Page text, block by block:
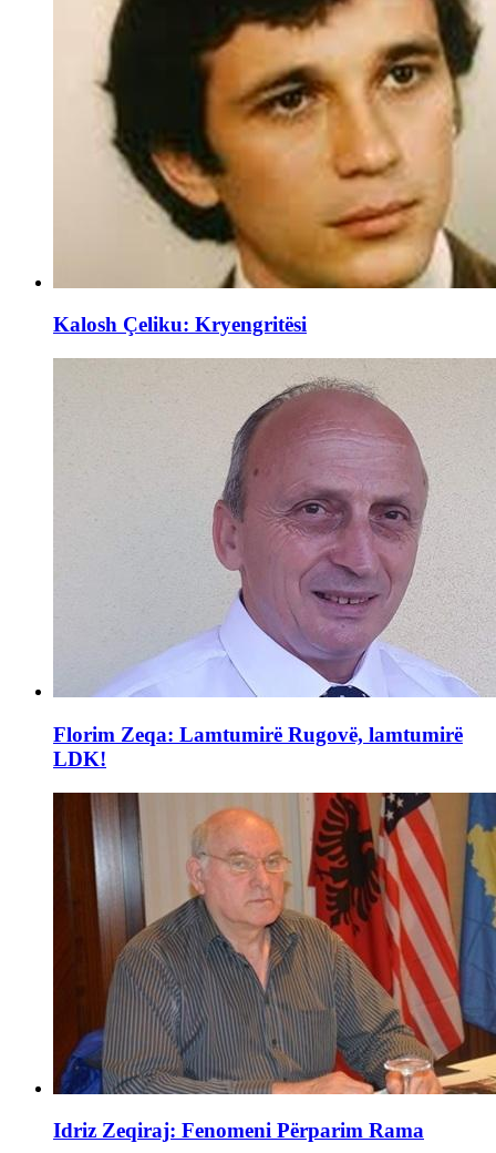
Kalosh Çeliku: Kryengritësi
Florim Zeqa: Lamtumirë Rugovë, lamtumirë
LDK!
Idriz Zeqiraj: Fenomeni Përparim Rama